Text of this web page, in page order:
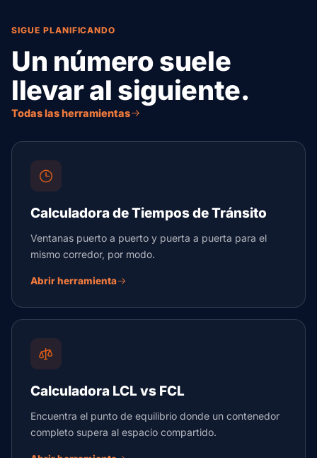
SIGUE PLANIFICANDO
Un número suele
llevar al siguiente.
Todas las herramientas
Calculadora de Tiempos de Tránsito
Ventanas puerto a puerto y puerta a puerta para el
mismo corredor, por modo.
Abrir herramienta
Calculadora LCL vs FCL
Encuentra el punto de equilibrio donde un contenedor
completo supera al espacio compartido.